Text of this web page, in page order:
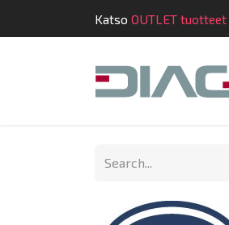
Katso OUTLET tuotteet